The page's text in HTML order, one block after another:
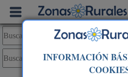
INFORMACIÓN